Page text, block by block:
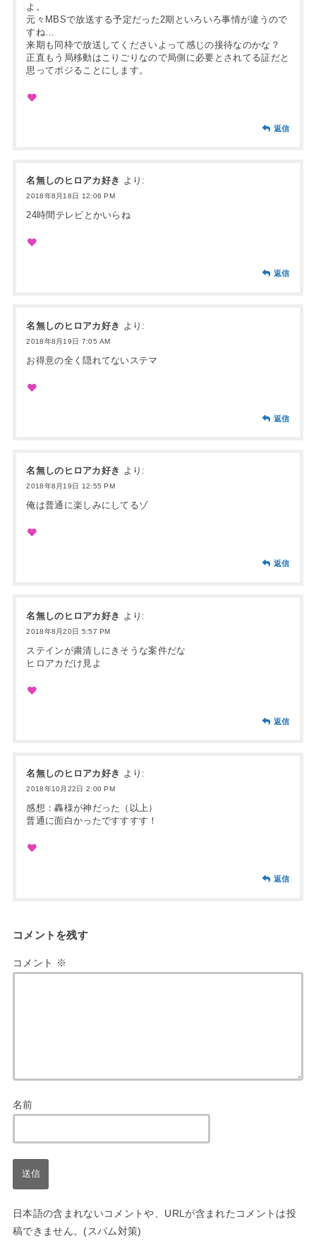
よ。
元々MBSで放送する予定だった2期といろいろ事情が違うので
すね…
来期も同枠で放送してくださいよって感じの接待なのかな？
正直もう局移動はこりごりなので局側に必要とされてる証だと
思ってポジることにします。
返信
名無しのヒロアカ好き より:
2018年8月18日 12:06 PM
24時間テレビとかいらね
返信
名無しのヒロアカ好き より:
2018年8月19日 7:05 AM
お得意の全く隠れてないステマ
返信
名無しのヒロアカ好き より:
2018年8月19日 12:55 PM
俺は普通に楽しみにしてるゾ
返信
名無しのヒロアカ好き より:
2018年8月20日 5:57 PM
ステインが粛清しにきそうな案件だな
ヒロアカだけ見よ
返信
名無しのヒロアカ好き より:
2018年10月22日 2:00 PM
感想：轟様が神だった（以上）
普通に面白かったですすすす！
返信
コメントを残す
コメント ※
名前
日本語の含まれないコメントや、URLが含まれたコメントは投
稿できません。(スパム対策)